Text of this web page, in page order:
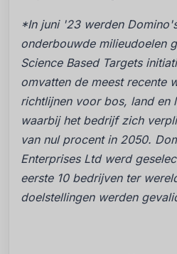
*In juni '23 werden
onderbouwde milieudoelen
Science Based Targets
omvatten de meest recente
richtlijnen voor bos, land en
waarbij het bedrijf zich
van nul procent in 2050.
Enterprises Ltd werd
eerste 10 bedrijven ter
doelstellingen werden